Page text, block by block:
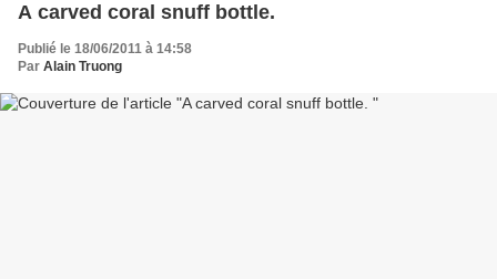
A carved coral snuff bottle.
Publié le 18/06/2011 à 14:58
Par Alain Truong